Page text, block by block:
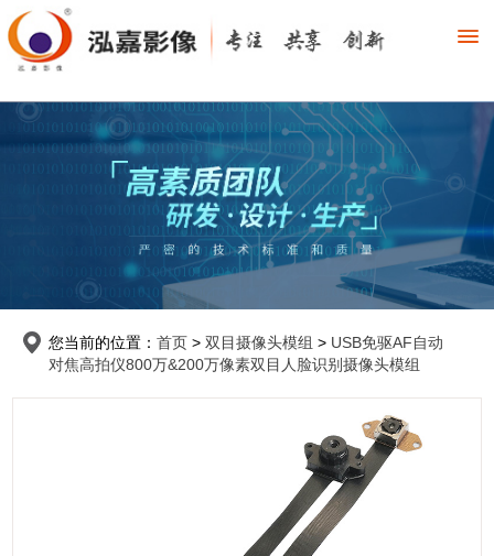
您当前的位置： 首页 > 双目摄像头模组 > USB免驱AF自动
对焦高拍仪800万&200万像素双目人脸识别摄像头模组